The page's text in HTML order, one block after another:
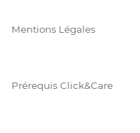
Mentions Légales
Prérequis Click&Care